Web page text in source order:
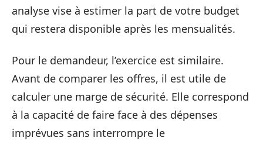
analyse vise à estimer la part de votre budget
qui restera disponible après les mensualités.
Pour le demandeur, l’exercice est similaire.
Avant de comparer les offres, il est utile de
calculer une marge de sécurité. Elle correspond
à la capacité de faire face à des dépenses
imprévues sans interrompre le